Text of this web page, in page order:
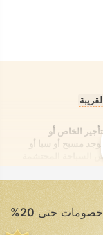
الخاص أو
يوجد مسبح أو سبا أو
السباحة المحتشمة
خصومات حتى20%